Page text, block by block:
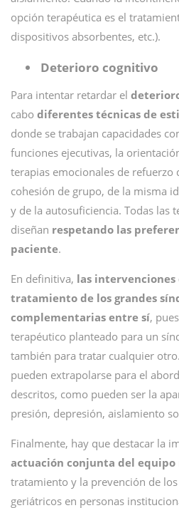
opción terapéutica es el
dispositivos absorbentes, etc.).
Deterioro cognitivo
Para intentar retardar el
cabo diferentes técnicas de
donde se trabajan capacidades
funciones ejecutivas, la
terapias emocionales de refuerzo
cohesión de grupo, de la misma
y de la autosuficiencia. Todas las
diseñan respetando las
paciente.
En definitiva, las
tratamiento de los grandes
complementarias entre sí,
terapéutico planteado para un
también para tratar cualquier
pueden extrapolarse para el
descritos, como pueden ser la
presión, depresión, aislamiento
Finalmente, hay que destacar la
actuación conjunta del
tratamiento y la prevención de
geriátricos en personas